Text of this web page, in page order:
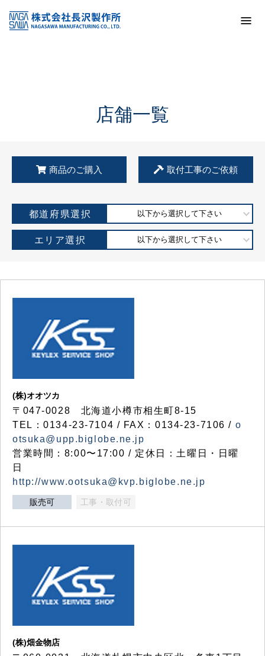
KSS加盟店・取扱店情報
店舗一覧
店舗一覧
商品のご購入 取付工事のご依頼
都道府県選択 以下から選択して下さい
エリア選択 以下から選択して下さい
(株)オオツカ
〒047-0028 北海道小樽市相生町8-15
TEL：0134-23-7104 / FAX：0134-23-7106 / o
otsuka@upp.biglobe.ne.jp
営業時間：8:00〜17:00 / 定休日：土曜日・日曜
日
http://www.ootsuka@kvp.biglobe.ne.jp
販売可 工事・取付可
(株)畑金物店